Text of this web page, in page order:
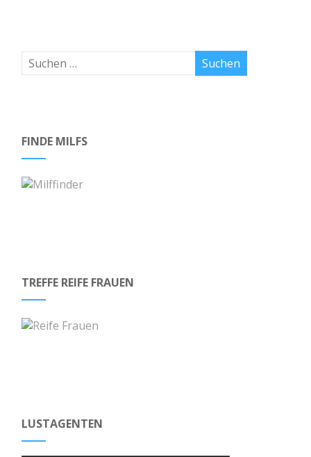
FINDE MILFS
TREFFE REIFE FRAUEN
LUSTAGENTEN